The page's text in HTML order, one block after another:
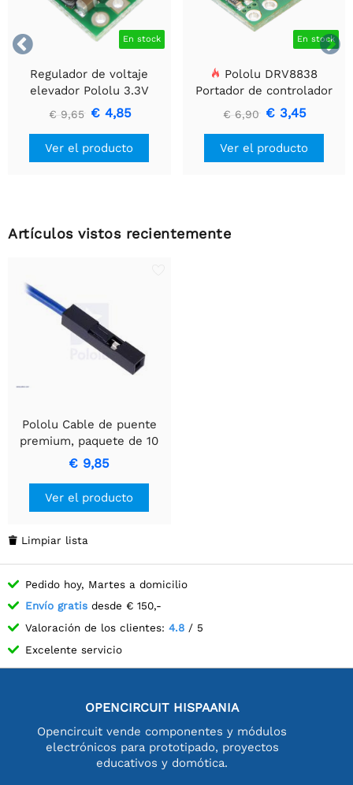

 En stock
Regulador de voltaje
elevador Pololu 3.3V
U1V10F3
€ 9,65 € 4,85
Ver el producto
En stock
Pololu DRV8838
Portador de controlador
de motor DC cepillado
€ 6,90 € 3,45
Ver el producto
Artículos vistos recientemente
Pololu Cable de puente
premium, paquete de 10
MF 6" gris
€ 9,85
Ver el producto
 Limpiar lista
Pedido hoy, Martes a domicilio
Envío gratis desde € 150,-
Valoración de los clientes: 4.8 / 5
Excelente servicio
OPENCIRCUIT HISPAANIA
Opencircuit vende componentes y módulos
electrónicos para prototipado, proyectos
educativos y domótica.